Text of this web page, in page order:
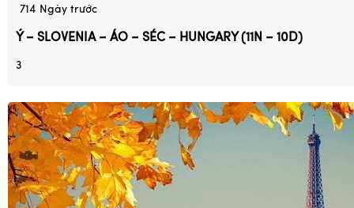
714 Ngày trước
Ý – SLOVENIA – ÁO – SÉC – HUNGARY (11N – 10D)
3